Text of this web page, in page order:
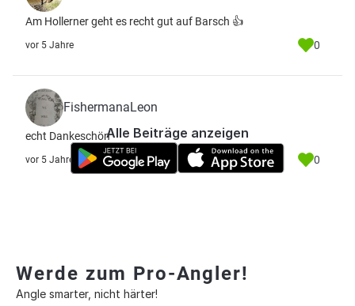
Am Hollerner geht es recht gut auf Barsch 👍
vor 5 Jahre 0
FishermanaLeon
echt Dankeschön
vor 5 Jahre 0
Alle Beiträge anzeigen
Werde zum Pro-Angler!
Angle smarter, nicht härter!